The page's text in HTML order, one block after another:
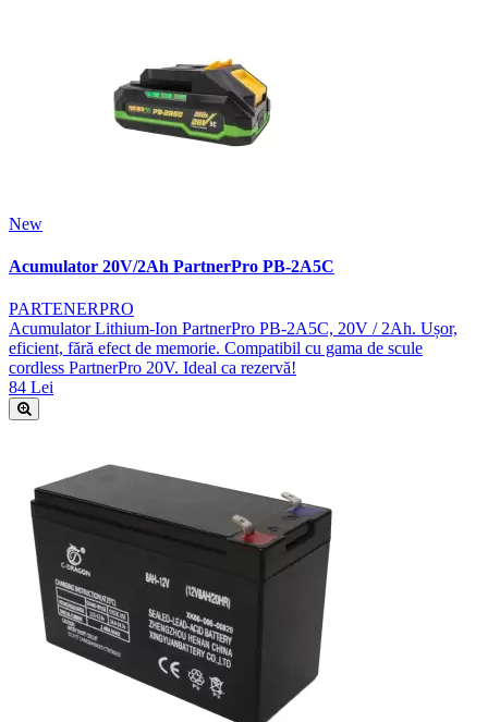
New
Acumulator 20V/2Ah PartnerPro PB-2A5C
PARTENERPRO
Acumulator Lithium-Ion PartnerPro PB-2A5C, 20V / 2Ah. Ușor,
eficient, fără efect de memorie. Compatibil cu gama de scule
cordless PartnerPro 20V. Ideal ca rezervă!
84 Lei